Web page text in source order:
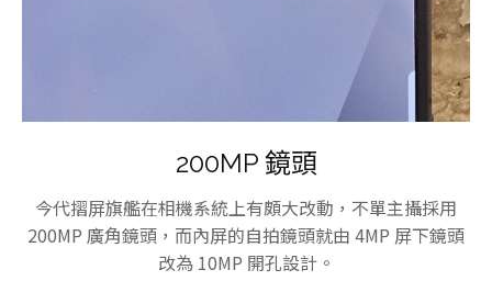
200MP 鏡頭
今代摺屏旗艦在相機系統上有頗大改動，不單主攝採用
200MP 廣角鏡頭，而內屏的自拍鏡頭就由 4MP 屏下鏡頭
改為 10MP 開孔設計。